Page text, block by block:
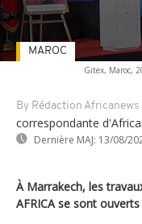
Gitex, Maroc,
By Rédaction Africanews
correspondante
Dernière MAJ: 13/08/
MAROC
À Marrakech, les
AFRICA se sont